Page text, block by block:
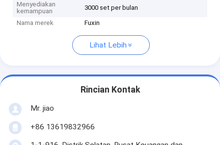
Menyediakan
kemampuan
3000 set per bulan
Nama merek Fuxin
Lihat Lebih
Rincian Kontak
Mr. jiao
+86 13619832966